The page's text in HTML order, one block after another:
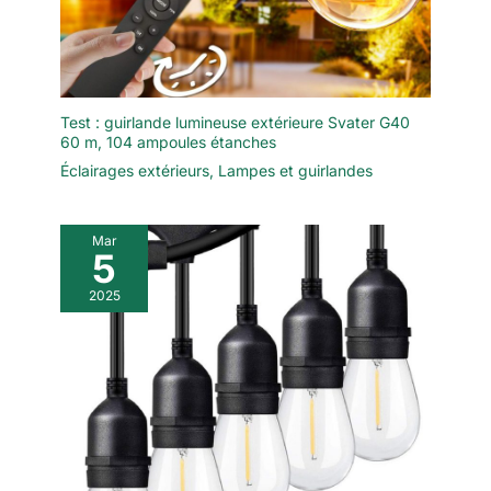
pluie et à la neige, offrant un éclairage plus sûr et plus
durable. Le câble de 1,5 mètre permet une connexion plug-
and-play pratique, ce qui le rend idéal pour de nombreuses
applications extérieures, notamment l'éclairage de cours,
l'éclairage de jardins, l'éclairage d'étangs, l'éclairage de fêtes
et les décorations festives.
Test : guirlande lumineuse extérieure Svater G40
60 m, 104 ampoules étanches
Éclairages extérieurs, Lampes et guirlandes
Mar
5
2025